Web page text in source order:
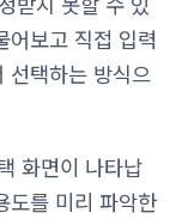
어보고 직접 입력
선택하는 방식으
화면이 나타납
도를 미리 파악한